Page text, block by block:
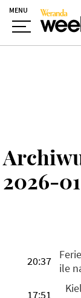
MENU
2026-
20:37 ile